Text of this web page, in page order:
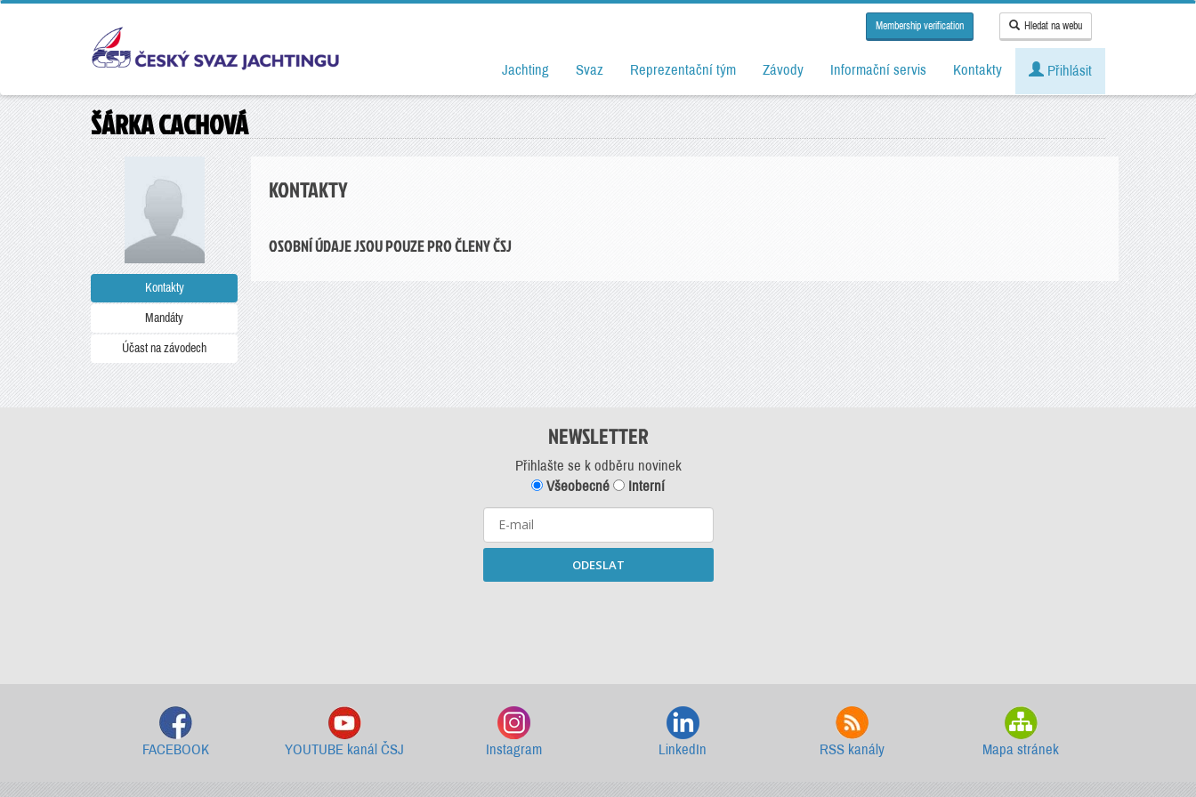
Membership verification Hledat na webu
Jachting Svaz Reprezentační tým Závody Informační servis Kontakty Přihlásit
ŠÁRKA CACHOVÁ
Kontakty
Mandáty
Účast na závodech
KONTAKTY
OSOBNÍ ÚDAJE JSOU POUZE PRO ČLENY ČSJ
NEWSLETTER
Přihlašte se k odběru novinek
Všeobecné
Interní
ODESLAT
FACEBOOK YOUTUBE kanál ČSJ Instagram LinkedIn RSS kanály Mapa stránek